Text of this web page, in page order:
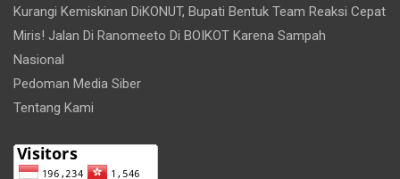
Kurangi Kemiskinan DiKONUT, Bupati Bentuk Team Reaksi Cepat
Miris! Jalan Di Ranomeeto Di BOIKOT Karena Sampah
Nasional
Pedoman Media Siber
Tentang Kami